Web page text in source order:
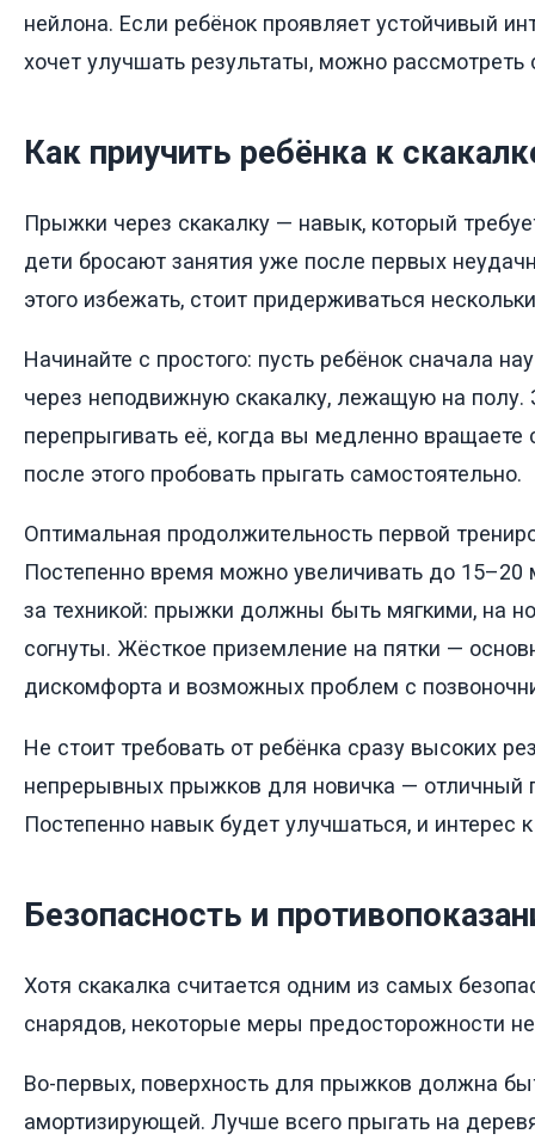
нейлона. Если ребёнок проявляет устойчивый
хочет улучшать результаты, можно
Как приучить ребёнка к
Прыжки через скакалку — навык, который
дети бросают занятия уже после первых
этого избежать, стоит придерживаться
Начинайте с простого: пусть ребёнок сначала
через неподвижную скакалку, лежащую на полу.
перепрыгивать её, когда вы медленно вращаете
после этого пробовать прыгать самостоятельно.
Оптимальная продолжительность первой
Постепенно время можно увеличивать до 15–20
за техникой: прыжки должны быть мягкими, на
согнуты. Жёсткое приземление на пятки —
дискомфорта и возможных проблем с
Не стоит требовать от ребёнка сразу высоких
непрерывных прыжков для новичка — отличный
Постепенно навык будет улучшаться, и интерес
Безопасность и
Хотя скакалка считается одним из самых
снарядов, некоторые меры предосторожности
Во-первых, поверхность для прыжков должна
амортизирующей. Лучше всего прыгать на